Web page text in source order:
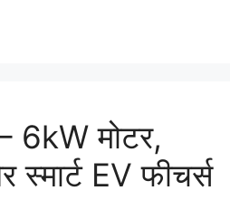
मोटर,
EV फीचर्स